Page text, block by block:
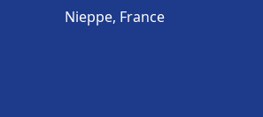
Nieppe, France